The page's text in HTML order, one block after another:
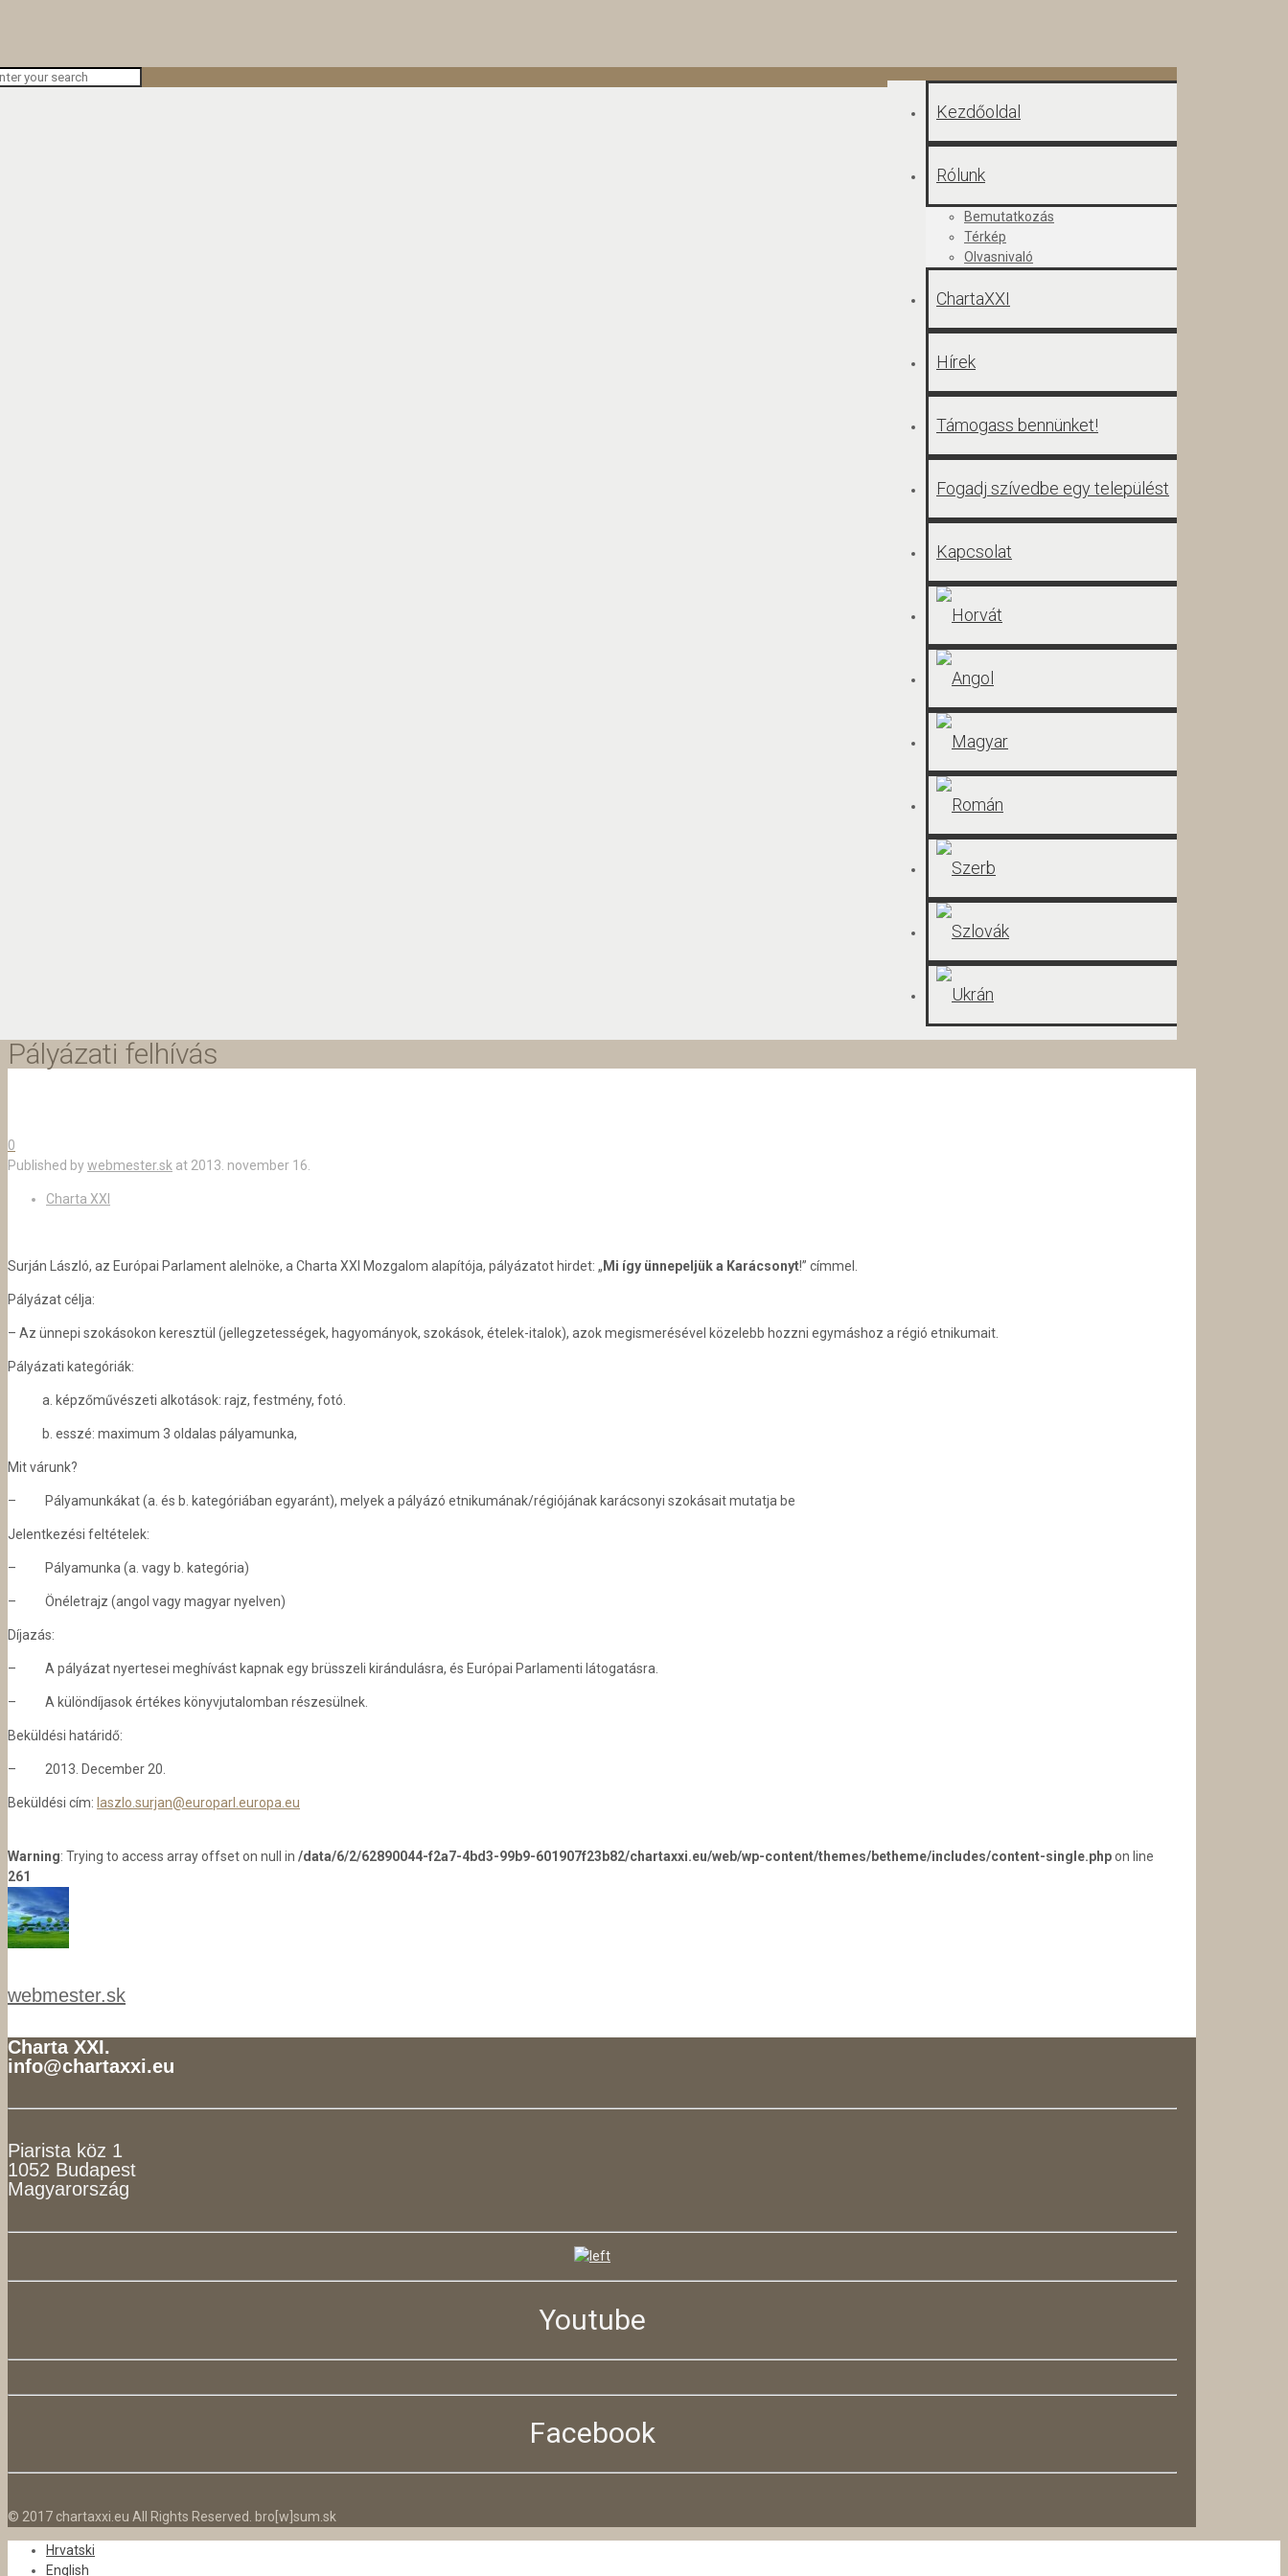
Kezdőoldal
Rólunk
Bemutatkozás
Térkép
Olvasnivaló
ChartaXXI
Hírek
Támogass bennünket!
Fogadj szívedbe egy települést
Kapcsolat
Pályázati felhívás
0
Published bywebmester.sk at 2013. november 16.
Charta XXI
Surján László, az Európai Parlament alelnöke, a Charta XXI Mozgalom alapítója, pályázatot hirdet: „ Mi így ünnepeljük a Karácsonyt!” címmel.
Pályázat célja:
– Az ünnepi szokásokon keresztül (jellegzetességek, hagyományok, szokások, ételek-italok), azok megismerésével közelebb hozzni egymáshoz a régió etnikumait.
Pályázati kategóriák:
a. képzőművészeti alkotások: rajz, festmény, fotó.
b. esszé: maximum 3 oldalas pályamunka,
Mit várunk?
– Pályamunkákat (a. és b. kategóriában egyaránt), melyek a pályázó etnikumának/régiójának karácsonyi szokásait mutatja be
Jelentkezési feltételek:
– Pályamunka (a. vagy b. kategória)
– Önéletrajz (angol vagy magyar nyelven)
Díjazás:
– A pályázat nyertesei meghívást kapnak egy brüsszeli kirándulásra, és Európai Parlamenti látogatásra.
– A különdíjasok értékes könyvjutalomban részesülnek.
Beküldési határidő:
– 2013. December 20.
Beküldési cím: laszlo.surjan@europarl.europa.eu
Warning: Trying to access array offset on null in /data/6/2/62890044-f2a7-4bd3-99b9-601907f23b82/chartaxxi.eu/web/wp-content/themes/betheme/includes/content-single.phpon line
261
webmester.sk
Charta XXI.
info@chartaxxi.eu
Piarista köz 1
1052 Budapest
Magyarország
Youtube
Facebook
© 2017 chartaxxi.eu All Rights Reserved. bro[w]sum.sk
Hrvatski
English